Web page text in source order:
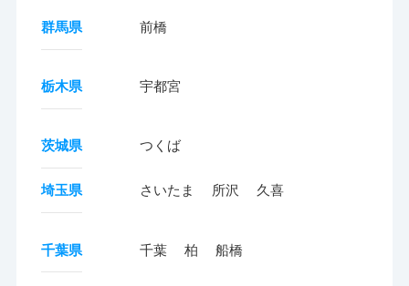
群馬県 前橋
栃木県 宇都宮
茨城県 つくば
埼玉県 さいたま 所沢 久喜
千葉県 千葉 柏 船橋